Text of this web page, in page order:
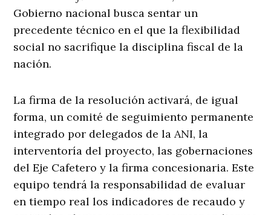
Gobierno nacional busca sentar un
precedente técnico en el que la flexibilidad
social no sacrifique la disciplina fiscal de la
nación.
La firma de la resolución activará, de igual
forma, un comité de seguimiento permanente
integrado por delegados de la ANI, la
interventoría del proyecto, las gobernaciones
del Eje Cafetero y la firma concesionaria. Este
equipo tendrá la responsabilidad de evaluar
en tiempo real los indicadores de recaudo y